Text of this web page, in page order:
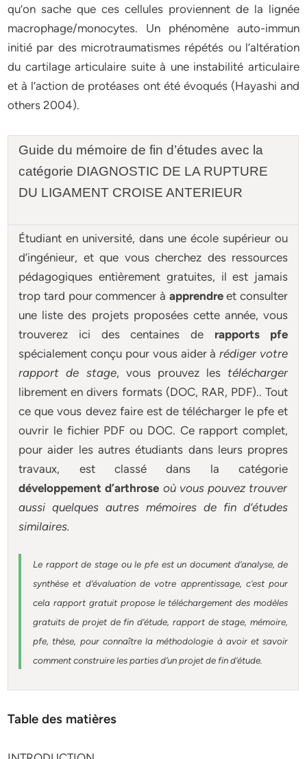
qu’on sache que ces cellules proviennent de la lignée
macrophage/monocytes. Un phénomène auto-immun
initié par des microtraumatismes répétés ou l’altération
du cartilage articulaire suite à une instabilité articulaire
et à l’action de protéases ont été évoqués (Hayashi and
others 2004).
Guide du mémoire de fin d’études avec la
catégorie DIAGNOSTIC DE LA RUPTURE
DU LIGAMENT CROISE ANTERIEUR
Étudiant en université, dans une école supérieur ou
d’ingénieur, et que vous cherchez des ressources
pédagogiques entièrement gratuites, il est jamais
trop tard pour commencer à apprendreet consulter
une liste des projets proposées cette année, vous
trouverez ici des centaines de rapports pfe
spécialement conçu pour vous aider àrédiger votre
rapport de stage, vous prouvez les télécharger
librement en divers formats (DOC, RAR, PDF).. Tout
ce que vous devez faire est de télécharger le pfe et
ouvrir le fichier PDF ou DOC. Ce rapport complet,
pour aider les autres étudiants dans leurs propres
travaux, est classé dans la catégorie
développement d’arthrose où vous pouvez trouver
aussi quelques autresmémoiresde fin d’études
similaires.
Le rapport de stage ou le pfe est un document d’analyse, de
synthèse et d’évaluation de votre apprentissage, c’est pour
cela rapport gratuit propose le téléchargement des modèles
gratuits de projet de fin d’étude, rapport de stage, mémoire,
pfe, thèse, pour connaître la méthodologie à avoir et savoir
comment construire les parties d’un projet de fin d’étude
Table des matières